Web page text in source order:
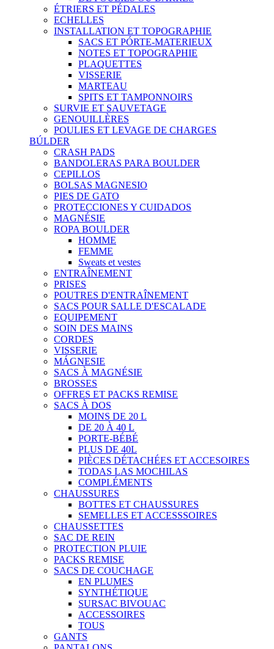
ÉTRIERS ET PÉDALES
ECHELLES
INSTALLATION ET TOPOGRAPHIE
SACS ET PÓRTE-MATERIEUX
NOTES ET TOPOGRAPHIE
PLAQUETTES
VISSERIE
MARTEAU
SPITS ET TAMPONNOIRS
SURVIE ET SAUVETAGE
GENOUILLÈRES
POULIES ET LEVAGE DE CHARGES
BÚLDER
CRASH PADS
BANDOLERAS PARA BOULDER
CEPILLOS
BOLSAS MAGNESIO
PIES DE GATO
PROTECCIONES Y CUIDADOS
MAGNÉSIE
ROPA BOULDER
HOMME
FEMME
Sweats et vestes
ENTRAÎNEMENT
PRISES
POUTRES D'ENTRAÎNEMENT
SACS POUR SALLE D'ESCALADE
EQUIPEMENT
SOIN DES MAINS
CORDES
VISSERIE
MÁGNESIE
SACS À MAGNÉSIE
BROSSES
OFFRES ET PACKS REMISE
SACS À DOS
MOINS DE 20 L
DE 20 À 40 L
PORTE-BÉBÉ
PLUS DE 40L
PIÈCES DÉTACHÉES ET ACCESOIRES
TODAS LAS MOCHILAS
COMPLÉMENTS
CHAUSSURES
BOTTES ET CHAUSSURES
SEMELLES ET ACCESSSOIRES
CHAUSSETTES
SAC DE REIN
PROTECTION PLUIE
PACKS REMISE
SACS DE COUCHAGE
EN PLUMES
SYNTHÉTIQUE
SURSAC BIVOUAC
ACCESSOIRES
TOUS
GANTS